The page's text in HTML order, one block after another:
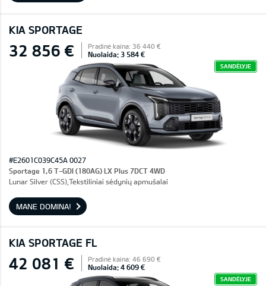
KIA SPORTAGE
32 856 € Pradinė kaina: 36 440 €
Nuolaida: 3 584 €
SANDĖLYJE
#E2601C039C45A 0027
Sportage 1,6 T-GDI (180AG) LX Plus 7DCT 4WD
Lunar Silver (CSS),Tekstiliniai sėdynių apmušalai
MANE DOMINA!
KIA SPORTAGE FL
42 081 € Pradinė kaina: 46 690 €
Nuolaida: 4 609 €
SANDĖLYJE